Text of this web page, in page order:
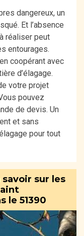
dangereux, un
Et l’absence
réaliser peut
entourages.
coopérant avec
d’élagage.
votre projet
pouvez
de devis. Un
et sans
pour tout
sur les
le 51390